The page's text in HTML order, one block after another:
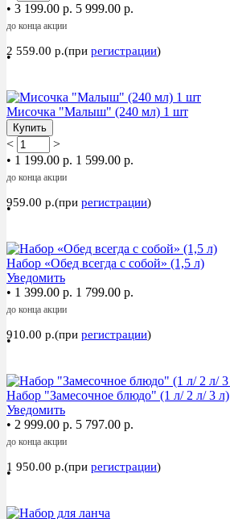
• 3 199.00 р. 5 999.00 р.
до конца акции
2 559.00 р.(при регистрации)
•
Мисочка "Малыш" (240 мл) 1 шт
Купить
<
>
• 1 199.00 р. 1 599.00 р.
до конца акции
959.00 р.(при регистрации)
•
Набор «Обед всегда с собой» (1,5 л)
Уведомить
• 1 399.00 р. 1 799.00 р.
до конца акции
910.00 р.(при регистрации)
•
Набор "Замесочное блюдо" (1 л/ 2 л/ 3 л)
Уведомить
• 2 999.00 р. 5 797.00 р.
до конца акции
1 950.00 р.(при регистрации)
•